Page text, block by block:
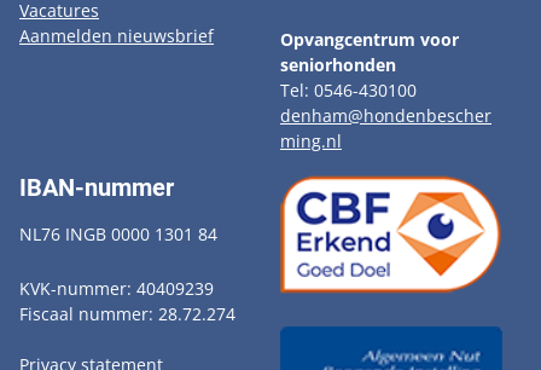
Vacatures
Aanmelden nieuwsbrief
Opvangcentrum voor
seniorhonden
Tel: 0546-430100
denham@hondenbescher
ming.nl
IBAN-nummer
NL76 INGB 0000 1301 84
KVK-nummer: 40409239
Fiscaal nummer: 28.72.274
Privacy statement